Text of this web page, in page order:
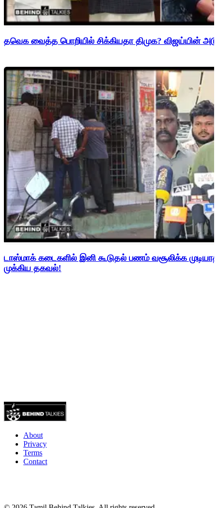
தவெக வைத்த பொறியில் சிக்கியதா திமுக? விஜய்யின்
டாஸ்மாக் கடைகளில் இனி கூடுதல் பணம் வசூலிக்க
முக்கிய தகவல்!
About
Privacy
Terms
Contact